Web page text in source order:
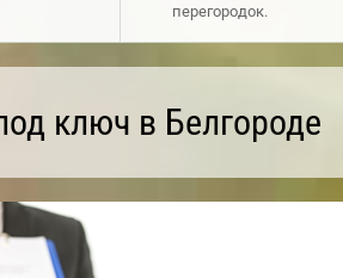
перегородок.
ключ в Белгороде